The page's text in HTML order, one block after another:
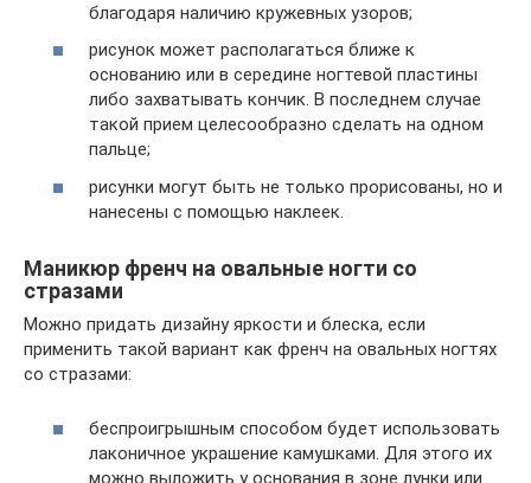
благодаря наличию кружевных узоров;
рисунок может располагаться ближе к
основанию или в середине ногтевой пластины
либо захватывать кончик. В последнем случае
такой прием целесообразно сделать на одном
пальце;
рисунки могут быть не только прорисованы, но и
нанесены с помощью наклеек.
Маникюр френч на овальные ногти со
стразами
Можно придать дизайну яркости и блеска, если
применить такой вариант как френч на овальных ногтях
со стразами:
беспроигрышным способом будет использовать
лаконичное украшение камушками. Для этого их
можно выложить у основания в зоне лунки или